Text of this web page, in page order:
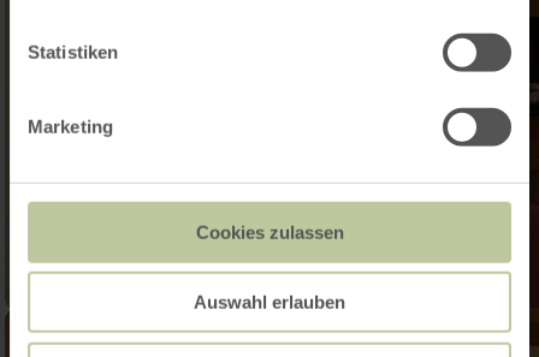
Statistiken
Marketing
Cookies zulassen
Auswahl erlauben